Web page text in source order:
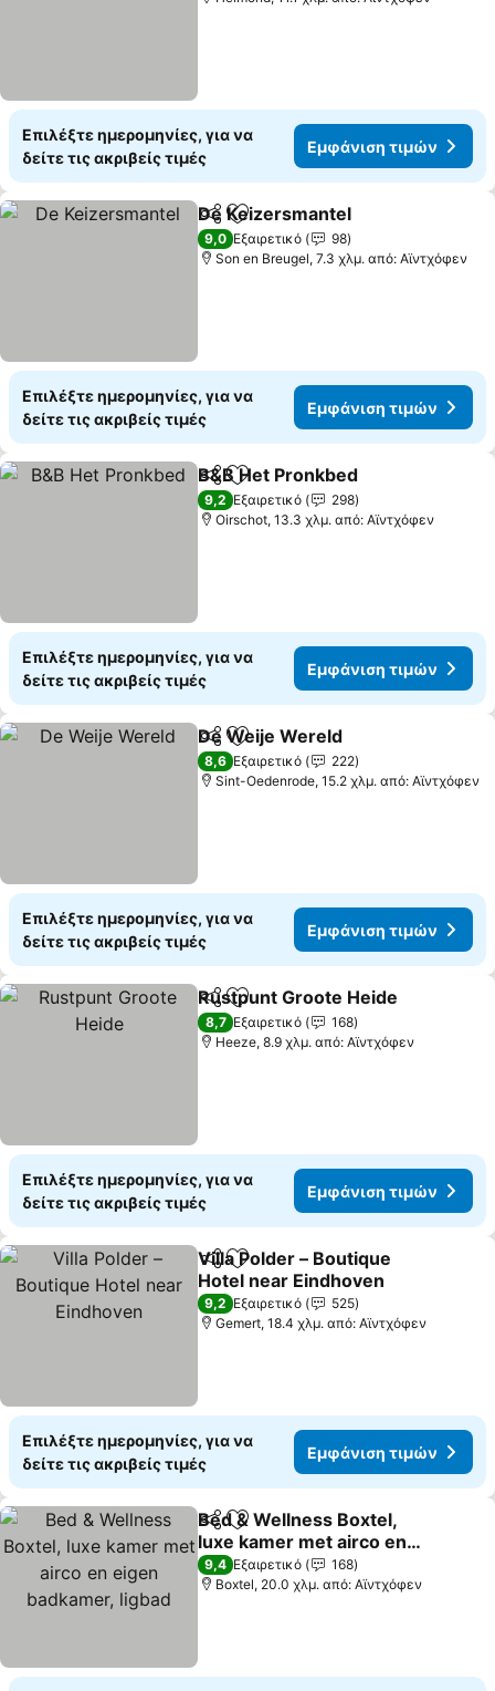
Επιλέξτε ημερομηνίες, για να
δείτε τις ακριβείς τιμές
Εμφάνιση τιμών
Κοινοποίηση
Προσθήκη στα αγαπημένα
De Keizersmantel
9,0 Εξαιρετικό
98
Son en Breugel, 7.3 χλμ. από: Αϊντχόφεν
Επιλέξτε ημερομηνίες, για να
δείτε τις ακριβείς τιμές
Εμφάνιση τιμών
Κοινοποίηση
Προσθήκη στα αγαπημένα
B&B Het Pronkbed
9,2 Εξαιρετικό
298
Oirschot, 13.3 χλμ. από: Αϊντχόφεν
Επιλέξτε ημερομηνίες, για να
δείτε τις ακριβείς τιμές
Εμφάνιση τιμών
Κοινοποίηση
Προσθήκη στα αγαπημένα
De Weije Wereld
8,6 Εξαιρετικό
222
Sint-Oedenrode, 15.2 χλμ. από: Αϊντχόφεν
Επιλέξτε ημερομηνίες, για να
δείτε τις ακριβείς τιμές
Εμφάνιση τιμών
Κοινοποίηση
Προσθήκη στα αγαπημένα
Rustpunt Groote Heide
8,7 Εξαιρετικό
168
Heeze, 8.9 χλμ. από: Αϊντχόφεν
Επιλέξτε ημερομηνίες, για να
δείτε τις ακριβείς τιμές
Εμφάνιση τιμών
Κοινοποίηση
Προσθήκη στα αγαπημένα
Villa Polder – Boutique
Hotel near Eindhoven
Εμφάνιση τιμών
9,2 Εξαιρετικό
525
Gemert, 18.4 χλμ. από: Αϊντχόφεν
Επιλέξτε ημερομηνίες, για να
δείτε τις ακριβείς τιμές
Εμφάνιση τιμών
Κοινοποίηση
Προσθήκη στα αγαπημένα
Bed & Wellness Boxtel,
luxe kamer met airco en
eigen badkamer, ligbad
Εμφάνιση τιμών
9,4 Εξαιρετικό
168
Boxtel, 20.0 χλμ. από: Αϊντχόφεν